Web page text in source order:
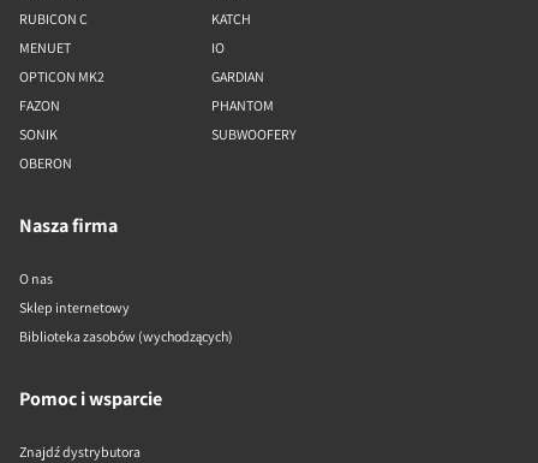
RUBICON C
MENUET
OPTICON MK2
FAZON
SONIK
OBERON
KATCH
IO
GARDIAN
PHANTOM
SUBWOOFERY
Nasza firma
O nas
Sklep internetowy
Biblioteka zasobów (wychodzących)
Pomoc i wsparcie
Znajdź dystrybutora